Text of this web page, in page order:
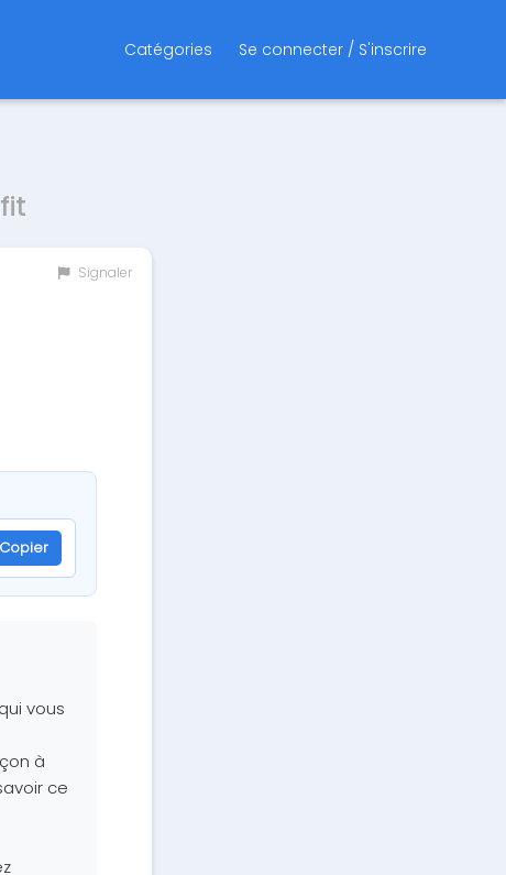
Catégories Se connecter / S'inscrire
Signaler
Copier
vous
à
ce